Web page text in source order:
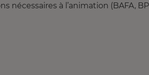
à l’animation (BAFA, BP